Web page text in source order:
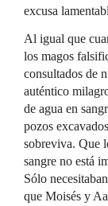
excusa
Al igual que
los magos
consultados de
auténtico
de agua en
pozos
sobreviva. Que
sangre no está
Sólo
que Moisés y